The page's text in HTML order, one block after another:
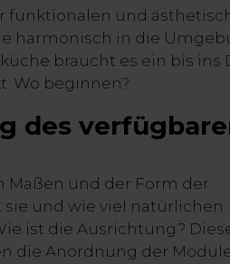
funktionalen und
harmonisch in die
braucht es ein bis ins
Wo beginnen?
des
Maßen und der Form der
sie und wie viel natürlichen
ist die Ausrichtung?
die Anordnung der